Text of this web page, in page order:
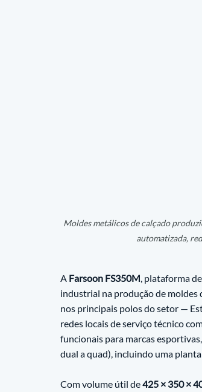
Moldes metálicos de calçado
automatizada,
A Farsoon FS350M , plataforma
industrial na produção de moldes
nos principais polos do setor —
redes locais de serviço técnico
funcionais para marcas
dual a quad), incluindo uma
Com volume útil de 425 × 350 ×